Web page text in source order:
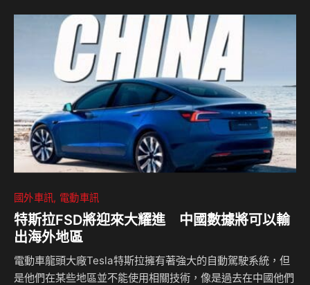
手玩具屋」館長，他嘗試以創新的方式，為偏鄉孩童帶來更多
快樂與希望。這次…
國外車訊 電動車訊
特斯拉FSD將迎來大耀進 中國數據將可以輸
出海外地區
電動車龍頭大廠Tesla特斯拉擁有著強大的自動駕駛系統，但
是他們在某些地區並不能使用相關技術，像是過去在中國他們